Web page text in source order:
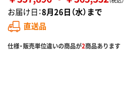
お届け日：8月26日（水）まで
直送品
仕様・販売単位違いの商品が2商品あります